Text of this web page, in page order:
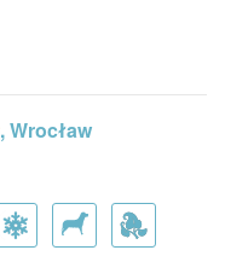
, Wrocław